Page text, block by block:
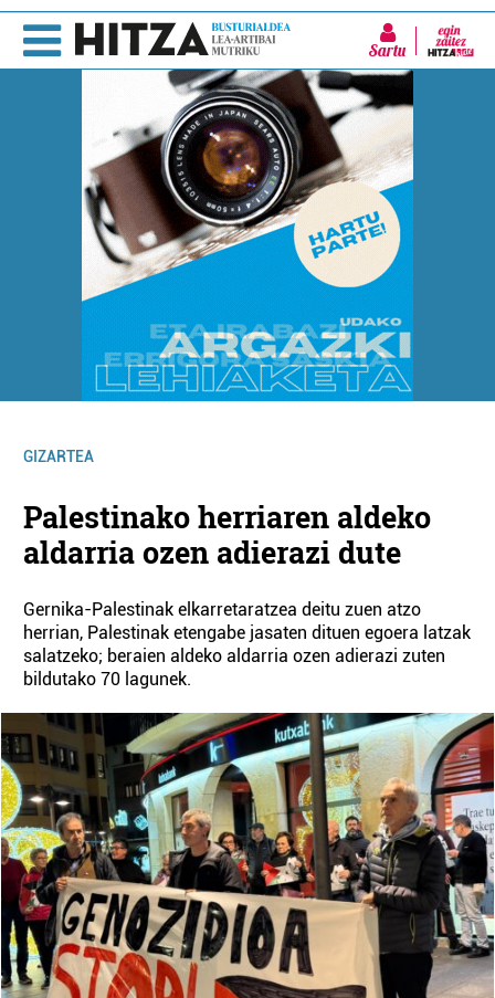
Sartu
GIZARTEA
Palestinako herriaren aldeko
aldarria ozen adierazi dute
Gernika-Palestinak elkarretaratzea deitu zuen atzo
herrian, Palestinak etengabe jasaten dituen egoera latzak
salatzeko; beraien aldeko aldarria ozen adierazi zuten
bildutako 70 lagunek.